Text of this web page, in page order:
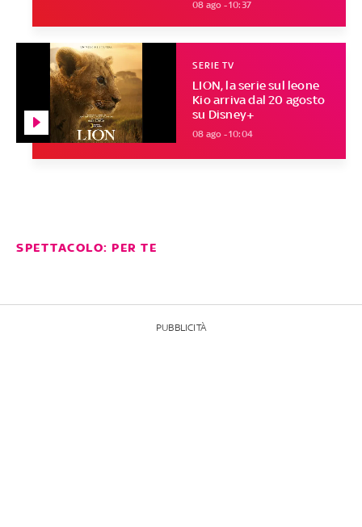
08 ago - 10:37
LION, la serie sul leone
Kio arriva dal 20 agosto
su Disney+
SERIE TV
08 ago - 10:04
SPETTACOLO: PER TE
PUBBLICITÀ